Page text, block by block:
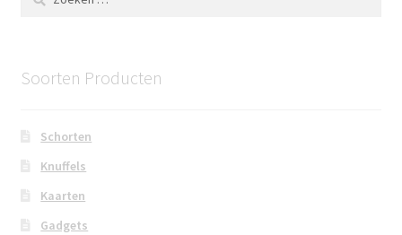
naar:
Soorten Producten
Schorten
Knuffels
Kaarten
Gadgets